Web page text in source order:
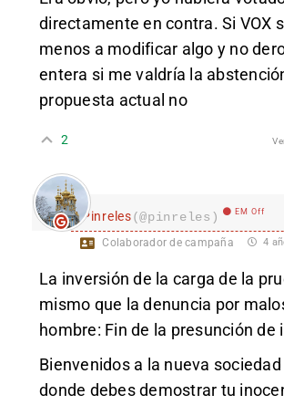
directamente en contra. Si VOX
menos a modificar algo y no
entera si me valdría la
propuesta actual no
2
Pinreles(@pinreles) EM Off
Colaborador de campaña 4
La inversión de la carga de la
mismo que la denuncia por
hombre: Fin de la presunción de
Bienvenidos a la nueva
donde debes demostrar tu